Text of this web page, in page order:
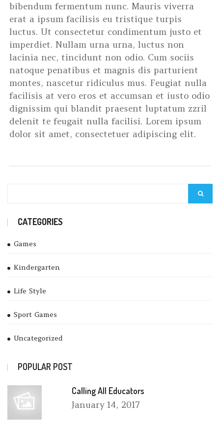
bibendum fermentum nunc. Mauris viverra
erat a ipsum facilisis eu tristique turpis
luctus. Ut consectetur condimentum justo et
imperdiet. Nullam urna urna, luctus non
lacinia nec, tincidunt non odio. Cum sociis
natoque penatibus et magnis dis parturient
montes, nascetur ridiculus mus. Feugiat nulla
facilisis at vero eros et accumsan et iusto odio
dignissim qui blandit praesent luptatum zzril
delenit te feugait nulla facilisi. Lorem ipsum
dolor sit amet, consectetuer adipiscing elit.
CATEGORIES
Games
Kindergarten
Life Style
Sport Games
Uncategorized
POPULAR POST
Calling All Educators
January 14, 2017